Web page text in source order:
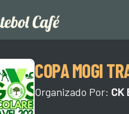
COPA MOGI
Organizado Por: CK